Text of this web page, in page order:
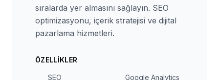
sıralarda yer almasını sağlayın. SEO
optimizasyonu, içerik stratejisi ve dijital
pazarlama hizmetleri.
ÖZELLIKLER
SEO
Google Analytics